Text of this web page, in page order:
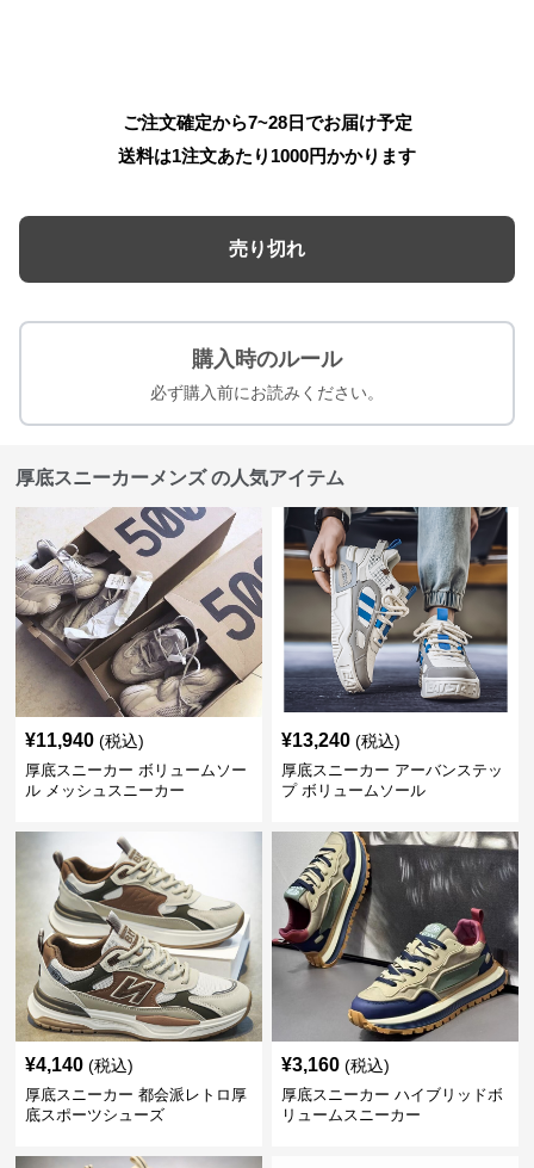
ご注文確定から7~28日でお届け予定
送料は1注文あたり 1000円かかります
売り切れ
購入時のルール
必ず購入前にお読みください。
厚底スニーカーメンズ の人気アイテム
¥11,940 (税込)
厚底スニーカー ボリュームソー
ル メッシュスニーカー
¥13,240 (税込)
厚底スニーカー アーバンステッ
プ ボリュームソール
¥4,140 (税込)
厚底スニーカー 都会派レトロ厚
底スポーツシューズ
¥3,160 (税込)
厚底スニーカー ハイブリッドボ
リュームスニーカー